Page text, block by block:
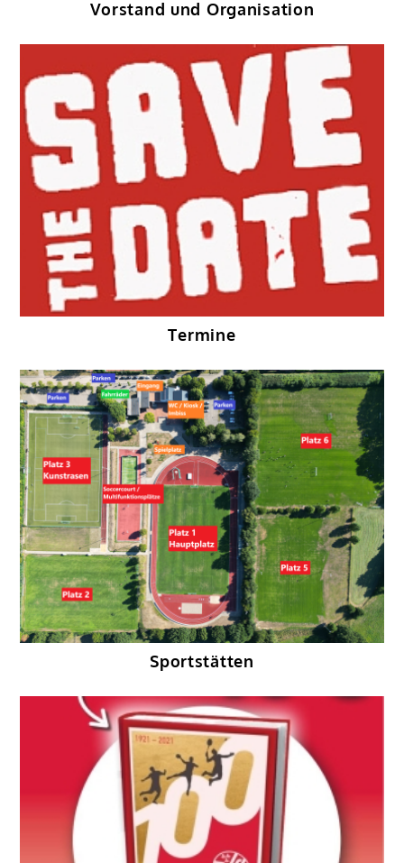
Vorstand und Organisation
Termine
Sportstätten